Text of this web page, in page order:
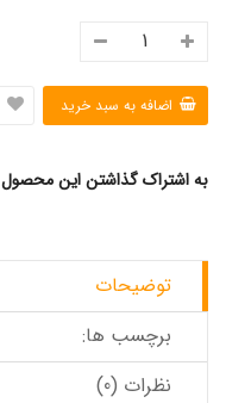
به اشتراک گذاشتن این محصول
توضیحات
برچسب ها:
نظرات (0)